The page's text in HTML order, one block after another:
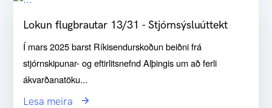
Lokun flugbrautar 13/31 - Stjórnsýsluúttekt
Í mars 2025 barst Ríkisendurskoðun beiðni frá
stjórnskipunar- og eftirlitsnefnd Alþingis um að ferli
ákvarðanatöku...
Lesa meira